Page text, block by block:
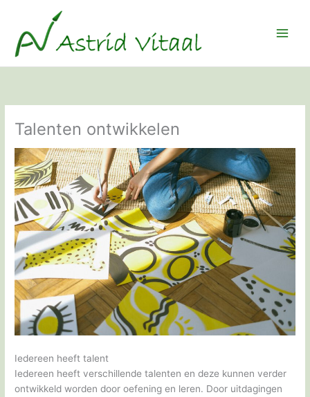
inhoud
Talenten ontwikkelen
Iedereen heeft talent
Iedereen heeft verschillende talenten en deze kunnen verder
ontwikkeld worden door oefening en leren. Door uitdagingen